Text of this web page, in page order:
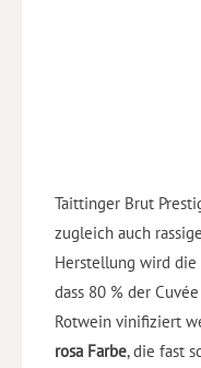
Taittinger Brut
zugleich auch
Herstellung wird die
dass 80 % der
Rotwein vinifiziert
rosa Farbe, die fast